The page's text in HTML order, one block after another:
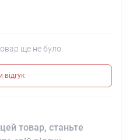
ще не було.
відгук
товар, станьте